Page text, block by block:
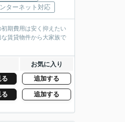
ターネット対応
期費用は安く抑えたい
賃貸物件から大家族で
お気に入り
追加する
追加する